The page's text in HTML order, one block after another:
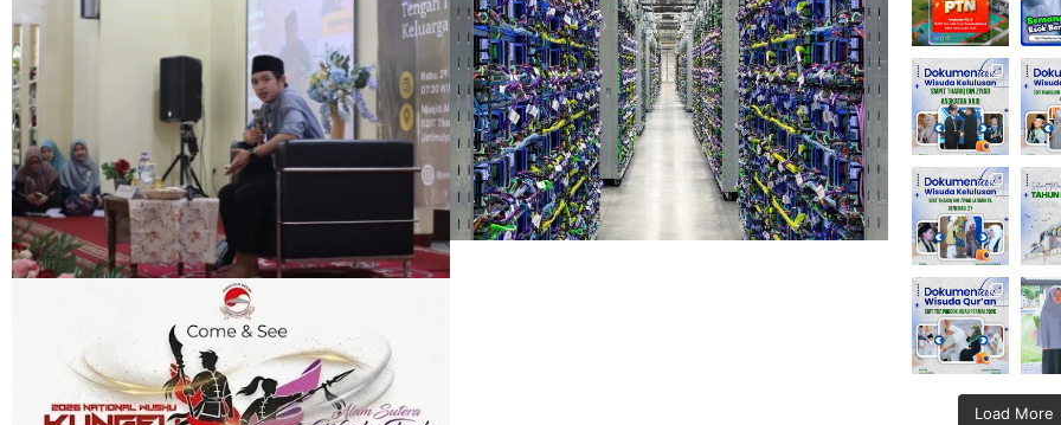
Load More